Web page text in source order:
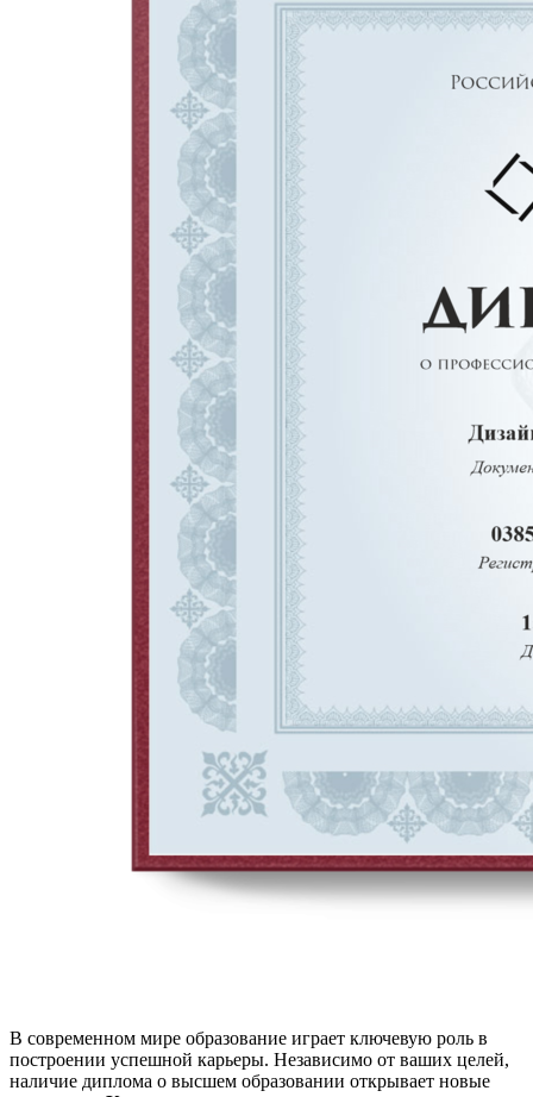
В современном мире образование играет ключевую роль в
построении успешной карьеры. Независимо от ваших целей,
наличие диплома о высшем образовании открывает новые